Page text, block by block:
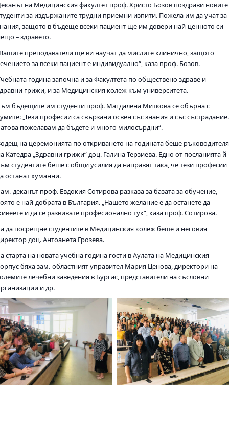
на Медицинския факултет проф. Христо Бозов поздрави новите
за издържаните трудни приемни изпити. Пожела им да учат за
защото в бъдеще всеки пациент ще им довери най-ценното си
– здравето.
преподаватели ще ви научат да мислите клинично, защото
за всеки пациент е индивидуално“, каза проф. Бозов.
година започна и за Факултета по обществено здраве и
грижи, и за Медицинския колеж към университета.
бъдещите им студенти проф. Магдалена Миткова се обърна с
„Тези професии са свързани освен със знания и със състрадание.
пожелавам да бъдете и много милосърдни“.
на церемонията по откриването на годината беше
Катедра „Здравни грижи“ доц. Галина Терзиева. Едно от посланията й
студентите беше с общи усилия да направят така, че тези професии
останат хуманни.
деканът проф. Евдокия Сотирова разказа за базата за обучение,
е най-добрата в България. „Нашето желание е да останете да
и да се развивате професионално тук“, каза проф. Сотирова.
да посрещне студентите в Медицинския колеж беше и неговия
доц. Антоанета Грозева.
старта на новата учебна година гости в Аулата на Медицинския
бяха зам.-областният управител Мария Ценова, директори на
лечебни заведения в Бургас, представители на съсловни
и др.